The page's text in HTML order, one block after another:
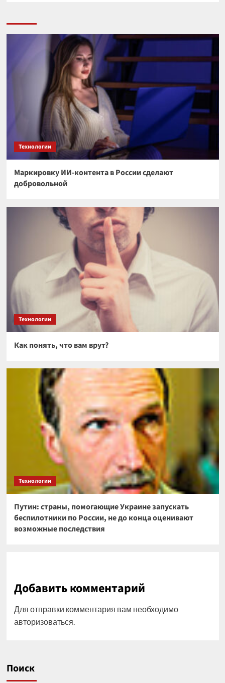
Технологии
Маркировку ИИ-контента в России сделают
добровольной
Технологии
Как понять, что вам врут?
Технологии
Путин: страны, помогающие Украине запускать
беспилотники по России, не до конца оценивают
возможные последствия
Добавить комментарий
Для отправки комментария вам необходимо
авторизоваться
Поиск